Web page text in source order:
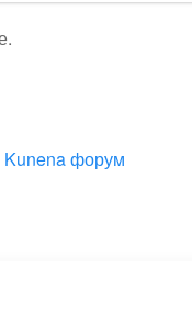
Kunena форум